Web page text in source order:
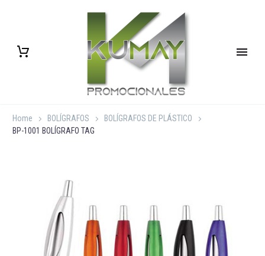
Home BOLÍGRAFOS
BOLÍGRAFOS DE PLÁSTICO
BP-1001 BOLÍGRAFO TAG